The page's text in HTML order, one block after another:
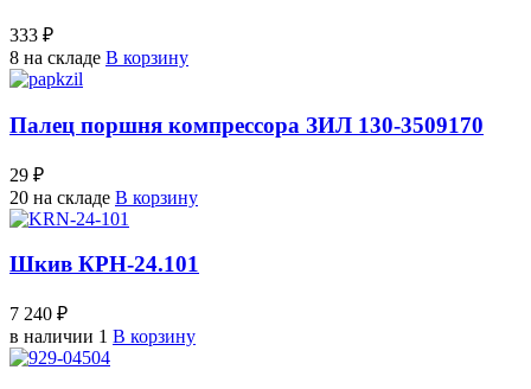
333 ₽
8 на складе В корзину
Палец поршня компрессора ЗИЛ 130-3509170
29 ₽
20 на складе В корзину
Шкив КРН-24.101
7 240 ₽
в наличии 1 В корзину